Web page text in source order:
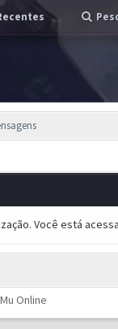
Você está
Mu Online